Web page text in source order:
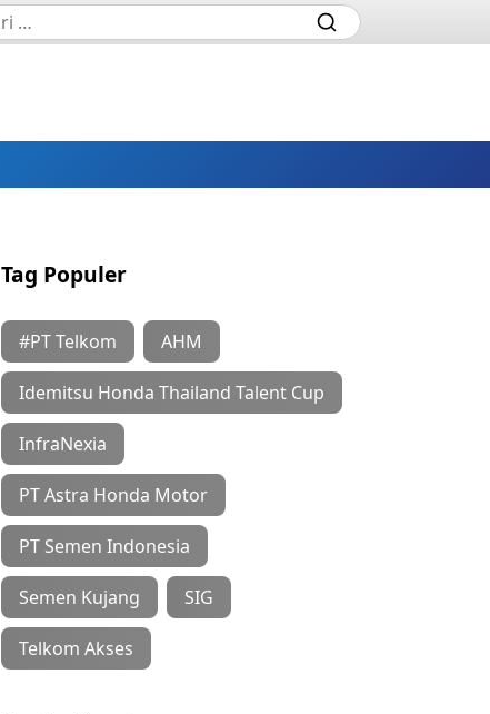
Tag Populer
#PT Telkom AHM
Idemitsu Honda Thailand Talent Cup
InfraNexia
PT Astra Honda Motor
PT Semen Indonesia
Semen Kujang SIG
Telkom Akses